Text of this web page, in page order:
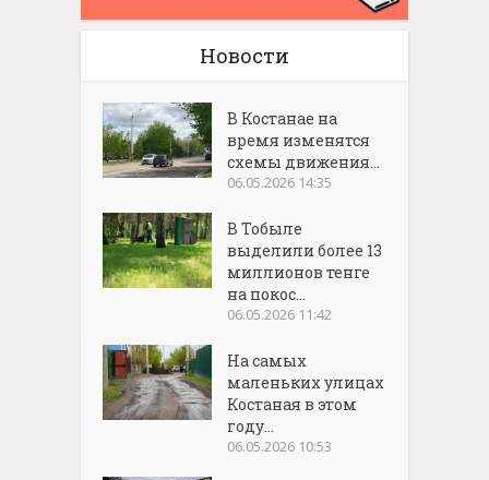
Новости
В Костанае на
время изменятся
схемы движения...
06.05.2026 14:35
В Тобыле
выделили более 13
миллионов тенге
на покос...
06.05.2026 11:42
На самых
маленьких улицах
Костаная в этом
году...
06.05.2026 10:53